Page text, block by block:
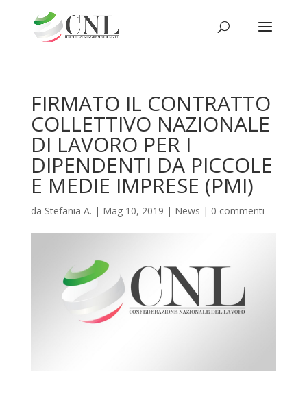
FIRMATO IL CONTRATTO
COLLETTIVO NAZIONALE
DI LAVORO PER I
DIPENDENTI DA PICCOLE
E MEDIE IMPRESE (PMI)
da Stefania A. | Mag 10, 2019 | News | 0 commenti